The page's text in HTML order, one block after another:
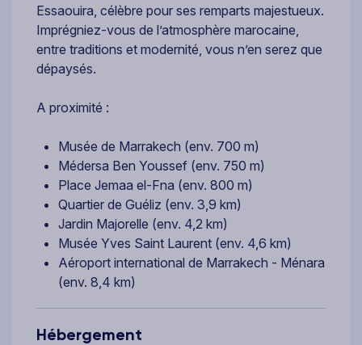
Essaouira, célèbre pour ses remparts majestueux.
Imprégniez-vous de l’atmosphère marocaine,
entre traditions et modernité, vous n’en serez que
dépaysés.
A proximité :
Musée de Marrakech (env. 700 m)
Médersa Ben Youssef (env. 750 m)
Place Jemaa el-Fna (env. 800 m)
Quartier de Guéliz (env. 3,9 km)
Jardin Majorelle (env. 4,2 km)
Musée Yves Saint Laurent (env. 4,6 km)
Aéroport international de Marrakech - Ménara
(env. 8,4 km)
Hébergement